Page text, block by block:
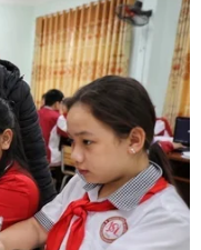
Báo Khánh Hòa)
tại đầm Nha
nuôi tôm hùm ở
Ranh), tỉnh